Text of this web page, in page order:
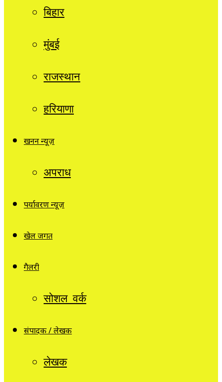
बिहार
मुंबई
राजस्थान
हरियाणा
खनन न्यूज़
अपराध
पर्यावरण न्यूज़
खेल जगत
गैलरी
सोशल वर्क
संपादक / लेखक
लेखक